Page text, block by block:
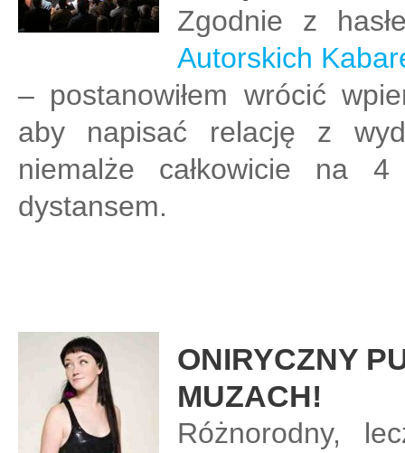
Zgodnie z
Autorskich
– postanowiłem wrócić
aby napisać relację z
niemalże całkowicie na
dystansem.
ONIRYCZNY
MUZACH!
Różnorodny,